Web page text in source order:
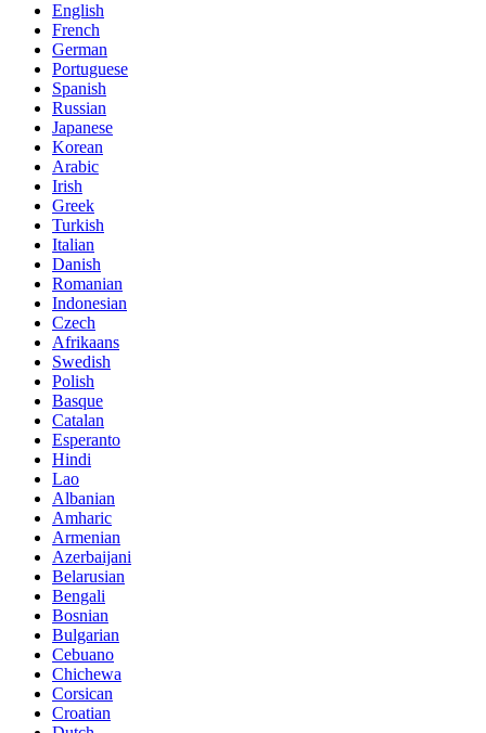
English
French
German
Portuguese
Spanish
Russian
Japanese
Korean
Arabic
Irish
Greek
Turkish
Italian
Danish
Romanian
Indonesian
Czech
Afrikaans
Swedish
Polish
Basque
Catalan
Esperanto
Hindi
Lao
Albanian
Amharic
Armenian
Azerbaijani
Belarusian
Bengali
Bosnian
Bulgarian
Cebuano
Chichewa
Corsican
Croatian